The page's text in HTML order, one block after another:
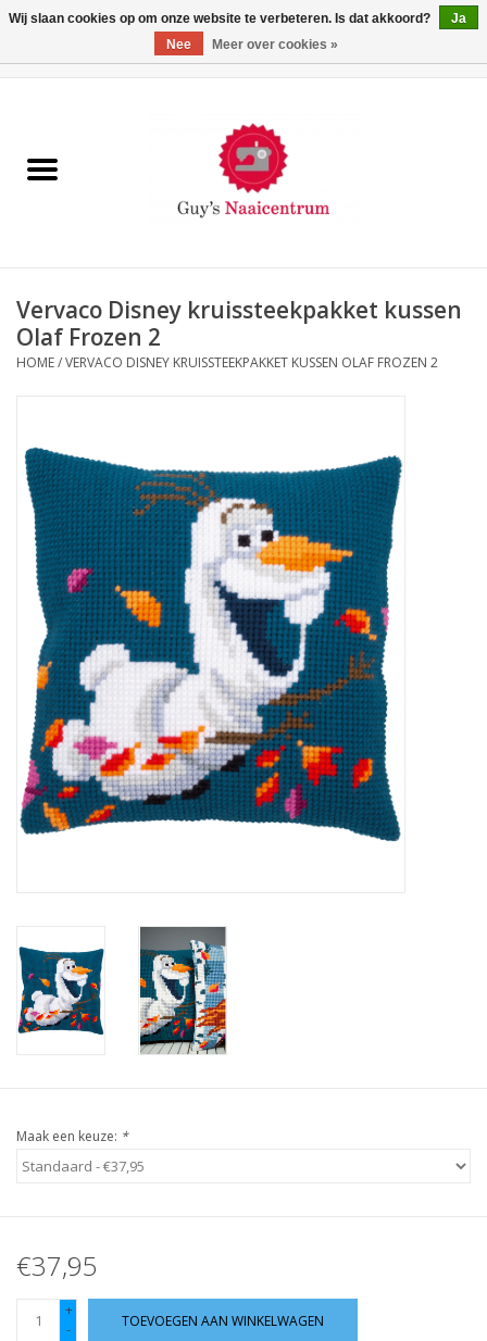
Machines
Paspoppen
Opbergsystemen
Hobby/Knutselen
Stoffen
Breien en haken
Handwerk
Workshop
Sale / Coupons
Cadeaubonnen
Guy's blog
Vervaco Disney kruissteekpakket kussen
Olaf Frozen 2
HOME/VERVACO DISNEY KRUISSTEEKPAKKET KUSSEN OLAF FROZEN 2
Maak een keuze: *
€37,95
+
-
TOEVOEGEN AAN WINKELWAGEN
Wij slaan cookies op om onze website te verbeteren. Is dat akkoord?
Ja
Nee
Meer over cookies »